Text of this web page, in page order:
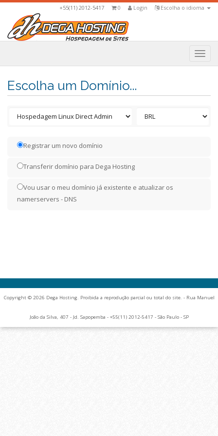
Escolha o idioma
Login
0
+55(11) 2012-5417
Escolha um Domínio...
Registrar um novo domínio
Transferir domínio para Dega Hosting
Vou usar o meu domínio já existente e atualizar os
namerservers - DNS
Copyright © 2026 Dega Hosting. Proibida a reprodução parcial ou total do site. - Rua Manuel
João da Silva, 407 - Jd. Sapopemba - +55(11) 2012-5417 - São Paulo - SP